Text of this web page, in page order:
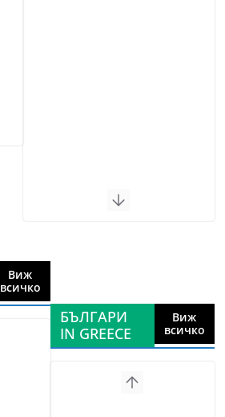
Виж
всичко
БЪЛГАРИ
IN GREECE
Виж
всичко